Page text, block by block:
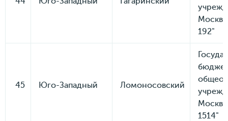
192"
45 Юго-Западный Ломоносовский
1514"